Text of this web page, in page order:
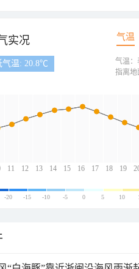
实况 气温
气温: 20.8℃
11 12 13 14 15 16 17 18 19
气温：
指离地
-20 -15 -10 -5 0 5 10